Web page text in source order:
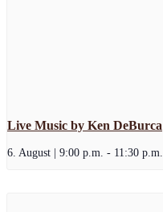
Live Music by Ken DeBurca
6. August | 9:00 p.m. - 11:30 p.m.